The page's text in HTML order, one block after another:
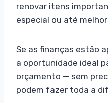
renovar itens
especial ou até
Se as finanças estão
a oportunidade ideal
orçamento — sem
podem fazer toda a